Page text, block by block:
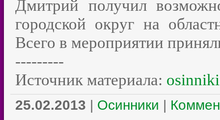
Дмитрий получил
городской округ на
Всего в мероприятии
---------
Источник материала:
25.02.2013 | Осинники |